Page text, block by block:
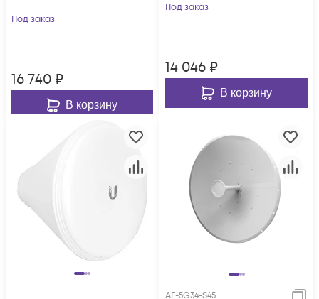
Под заказ
16 740 ₽
В корзину
Под заказ
14 046 ₽
В корзину
AF-5G34-S45